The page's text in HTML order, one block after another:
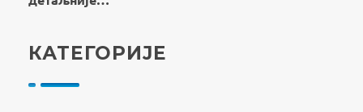
КАТЕГОРИЈЕ